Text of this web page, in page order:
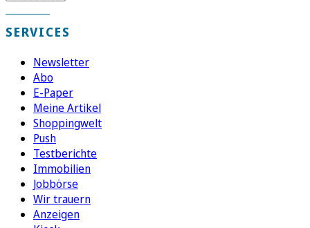
SERVICES
Newsletter
Abo
E-Paper
Meine Artikel
Shoppingwelt
Push
Testberichte
Immobilien
Jobbörse
Wir trauern
Anzeigen